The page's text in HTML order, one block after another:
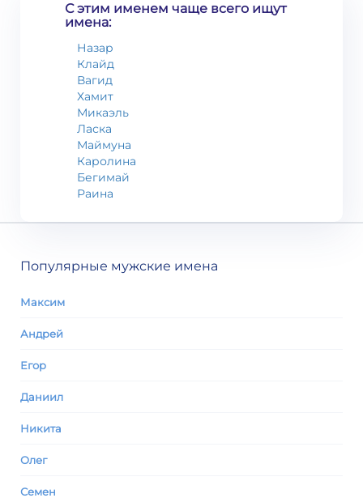
С этим именем чаще всего ищут
имена:
Назар
Клайд
Вагид
Хамит
Микаэль
Ласка
Маймуна
Каролина
Бегимай
Раина
Популярные мужские имена
Максим
Андрей
Егор
Даниил
Никита
Олег
Семен